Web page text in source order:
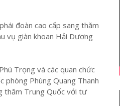
đoàn cao cấp sang thăm
vụ giàn khoan Hải Dương
Trọng và các quan chức
phòng Phùng Quang Thanh
thăm Trung Quốc với tư